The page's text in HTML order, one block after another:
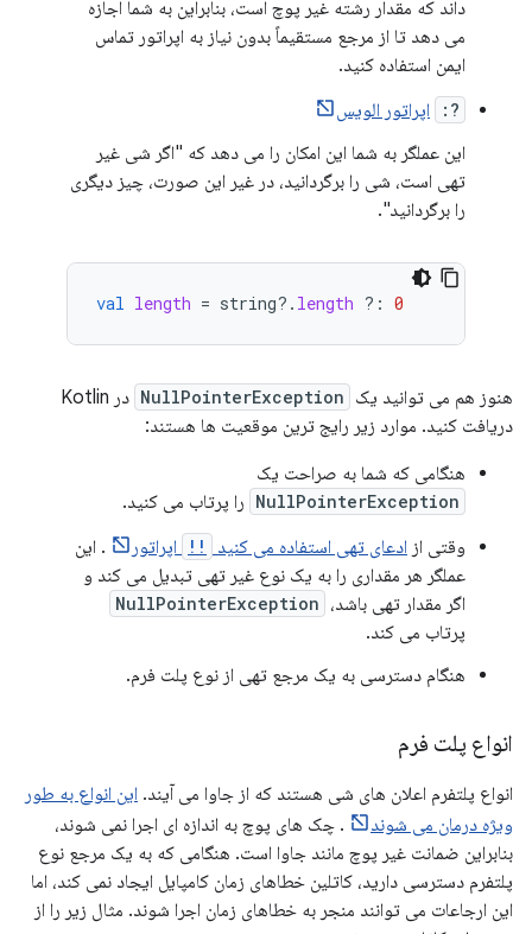
داند که مقدار رشته غیر پوچ است، بنابراین به شما اجازه
می دهد تا از مرجع مستقیماً بدون نیاز به اپراتور تماس
ایمن استفاده کنید.
?:
اپراتور الویس
این عملگر به شما این امکان را می دهد که "اگر شی غیر
تهی است، شی را برگردانید، در غیر این صورت، چیز دیگری
را برگردانید".
val length = string?. length ?: 0
هنوز هم می توانید یک NullPointerException
در Kotlin
دریافت کنید. موارد زیر رایج ترین موقعیت ها هستند:
هنگامی که شما به صراحت یک
NullPointerException را پرتاب می کنید.
وقتی از ادعای تهی استفاده می کنید !! اپراتور
. این
عملگر هر مقداری را به یک نوع غیر تهی تبدیل می کند و
اگر مقدار تهی باشد، NullPointerException
پرتاب می کند.
هنگام دسترسی به یک مرجع تهی از نوع پلت فرم.
انواع پلت فرم
انواع پلتفرم اعلان های شی هستند که از جاوا می آیند. این انواع به طور
ویژه درمان می شوند
. چک های پوچ به اندازه ای اجرا نمی شوند،
بنابراین ضمانت غیر پوچ مانند جاوا است. هنگامی که به یک مرجع نوع
پلتفرم دسترسی دارید، کاتلین خطاهای زمان کامپایل ایجاد نمی کند، اما
این ارجاعات می توانند منجر به خطاهای زمان اجرا شوند. مثال زیر را از